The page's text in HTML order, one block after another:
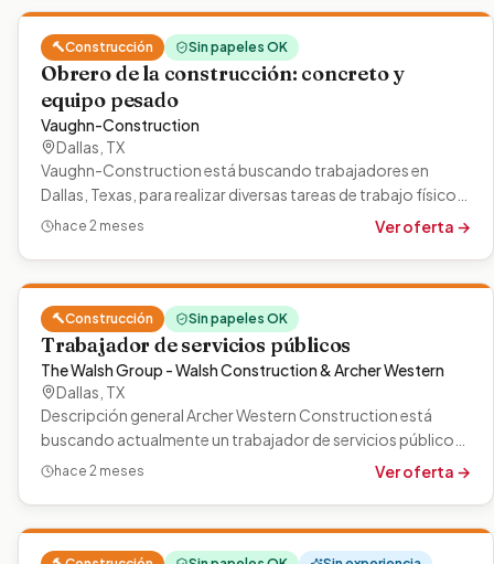
🔨Construcción Sin papeles OK
Obrero de la construcción: concreto y
equipo pesado
Vaughn-Construction
Dallas TX
Vaughn-Construction está buscando trabajadores en
Dallas, Texas, para realizar diversas tareas de trabajo físico
en proyectos de…
hace 2 meses Ver oferta →
🔨Construcción Sin papeles OK
Trabajador de servicios públicos
The Walsh Group - Walsh Construction & Archer Western
Dallas TX
Descripción general Archer Western Construction está
buscando actualmente un trabajador de servicios públicos
para los puentes de DFW…
hace 2 meses Ver oferta →